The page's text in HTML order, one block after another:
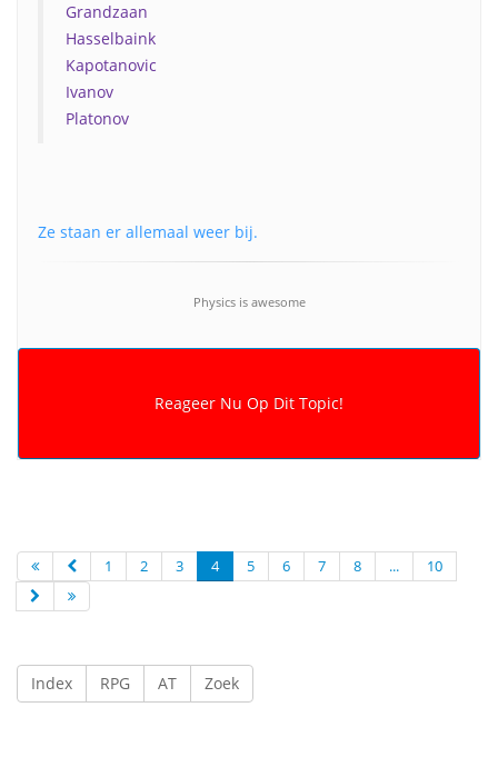
Grandzaan
Hasselbaink
Kapotanovic
Ivanov
Platonov
Ze staan er allemaal weer bij.
Physics is awesome
1 2 3 4 5 6 7 8 ... 10
Index RPG AT Zoek